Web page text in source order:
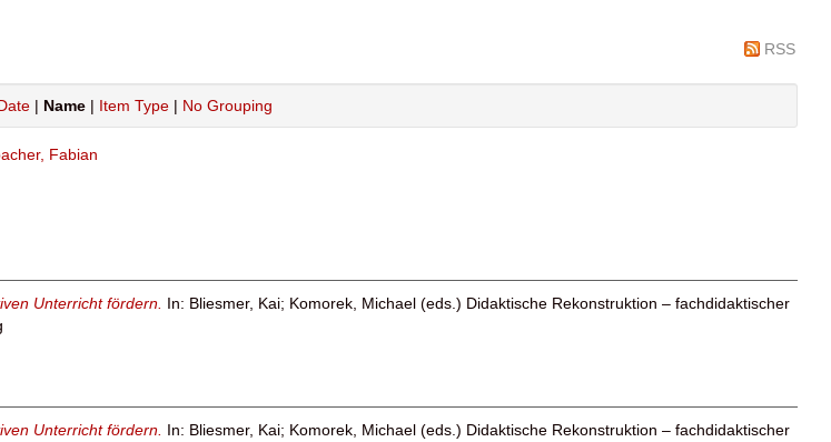
RSS
| Name | Item Type | No Grouping
Fabian
Unterricht fördern. In: Bliesmer, Kai; Komorek, Michael (eds.) Didaktische Rekonstruktion – fachdidaktischer
Unterricht fördern. In: Bliesmer, Kai; Komorek, Michael (eds.) Didaktische Rekonstruktion – fachdidaktischer